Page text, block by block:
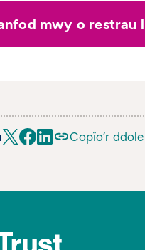
mwy o restrau
Copïo’r